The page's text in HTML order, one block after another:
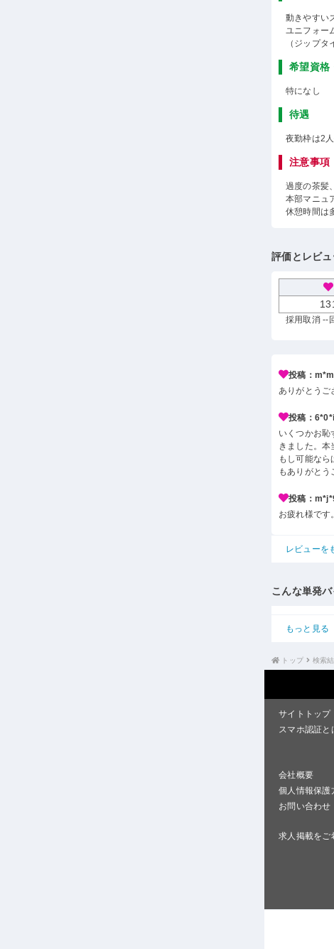
動きやすい
ユニフォー
（ジップタ
希望資格
特になし
待遇
夜勤枠は2
注意事項
過度の茶髪
本部マニュ
休憩時間は
評価とレビ
採用取消 --
投稿：
ありがとうご
投稿：
いくつかお恥
きました。本
もし可能な
もありがとう
投稿：
お疲れ様です。
レビューを
こんな単発
もっと見る
トップ 検索
サイトトップ
スマホ認証と
会社概要
個人情報保護
お問い合わせ
求人掲載をご